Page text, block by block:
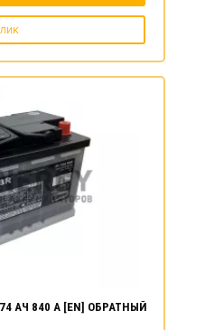
74 АЧ 840 А [EN] ОБРАТНЫЙ